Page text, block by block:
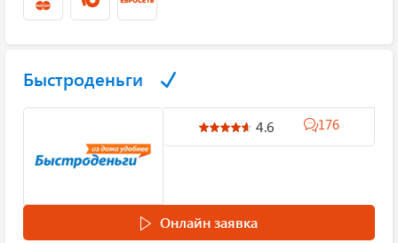
Быстроденьги
4.6 176
Онлайн заявка